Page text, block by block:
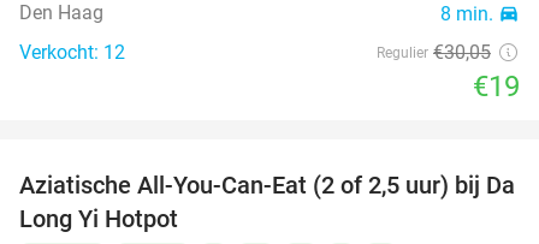
Den Haag 8 min. directions_car
Verkocht: 12 Regulier €30,05
€19
30%
Aziatische All-You-Can-Eat (2 of 2,5 uur) bij Da
Long Yi Hotpot